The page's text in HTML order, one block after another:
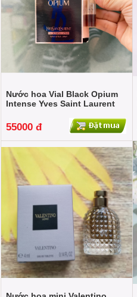
Nước hoa Vial Black Opium
Intense Yves Saint Laurent
55000 đ